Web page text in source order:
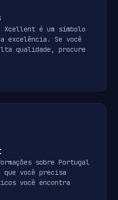
Xcellent é um símbolo
a excelência. Se você
qualidade, procure
sobre Portugal
que você precisa
você encontra